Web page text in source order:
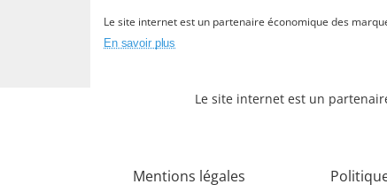
Le site internet est un partenaire économique des
En savoir plus
Le site internet est un
Mentions légales